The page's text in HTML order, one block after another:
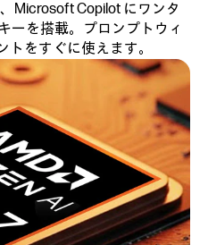
Microsoft Copilot にワンタ
ーを搭載。プロンプトウィ
トをすぐに使えます。